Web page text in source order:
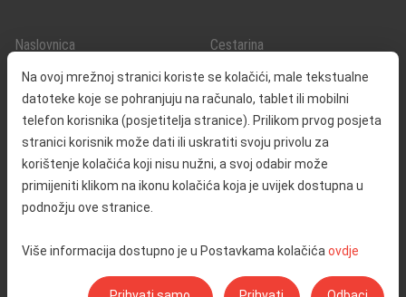
Na ovoj mrežnoj stranici koriste se kolačići, male tekstualne
datoteke koje se pohranjuju na računalo, tablet ili mobilni
telefon korisnika (posjetitelja stranice). Prilikom prvog posjeta
stranici korisnik može dati ili uskratiti svoju privolu za
korištenje kolačića koji nisu nužni, a svoj odabir može
primijeniti klikom na ikonu kolačića koja je uvijek dostupna u
podnožju ove stranice.
Više informacija dostupno je u Postavkama kolačića ovdje
Naslovnica
O nama
Kontakt
Cestarina
Promet i sigurnost
Servisne informacije
Reklamacija
Javna nabava
Odnosi s javnošću
Izjava o pristupačnosti
Postavke kolačića